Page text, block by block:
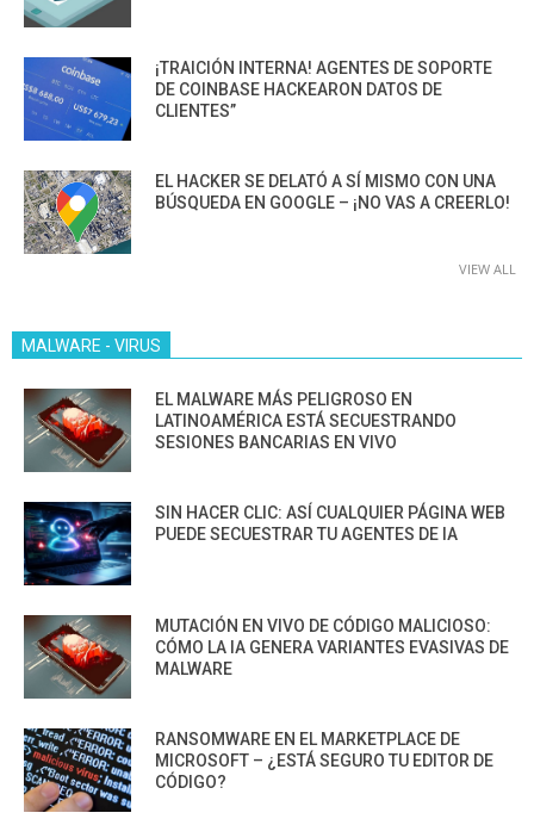
¡TRAICIÓN INTERNA! AGENTES DE SOPORTE
DE COINBASE HACKEARON DATOS DE
CLIENTES”
EL HACKER SE DELATÓ A SÍ MISMO CON UNA
BÚSQUEDA EN GOOGLE – ¡NO VAS A CREERLO!
VIEW ALL
MALWARE - VIRUS
EL MALWARE MÁS PELIGROSO EN
LATINOAMÉRICA ESTÁ SECUESTRANDO
SESIONES BANCARIAS EN VIVO
SIN HACER CLIC: ASÍ CUALQUIER PÁGINA WEB
PUEDE SECUESTRAR TU AGENTES DE IA
MUTACIÓN EN VIVO DE CÓDIGO MALICIOSO:
CÓMO LA IA GENERA VARIANTES EVASIVAS DE
MALWARE
RANSOMWARE EN EL MARKETPLACE DE
MICROSOFT – ¿ESTÁ SEGURO TU EDITOR DE
CÓDIGO?